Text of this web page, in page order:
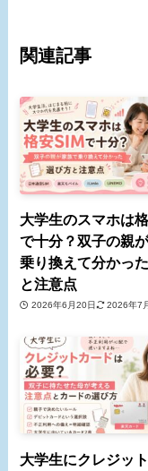
関連記事
大学生のスマホは
で十分？双子の親
乗り換えて分かっ
と注意点
2026年6月20日 2026年7
大学生にクレジッ